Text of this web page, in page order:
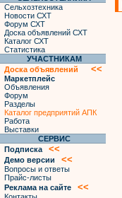
Сельхозтехника
Новости СХТ
Форум СХТ
Доска объявлений СХТ
Каталог СХТ
Статистика
УЧАСТНИКАМ
Доска объявлений
<<
Маркетплейс
Объявления
Форум
Разделы
Каталог предприятий АПК
Работа
Выставки
СЕРВИС
Подписка
<<
Демо версии <<
Вопросы и ответы
Прайс-листы
Реклама на сайте
<<